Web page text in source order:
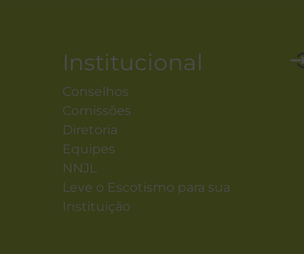
Institucional
Conselhos
Comissões
Diretoria
Equipes
NNJL
Leve o Escotismo para sua
Instituição